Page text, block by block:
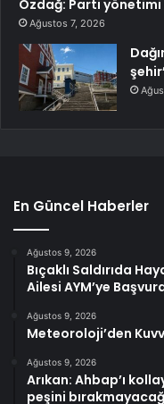
Özdağ: Parti yönetimi
Ağustos 7, 2026
En Güncel Haberler
Ağustos 9, 2026
Bıçaklı Saldırıda
Ailesi AYM’ye
Ağustos 9, 2026
Meteoroloji’den
Ağustos 9, 2026
Arıkan: Ahbap’ı
peşini